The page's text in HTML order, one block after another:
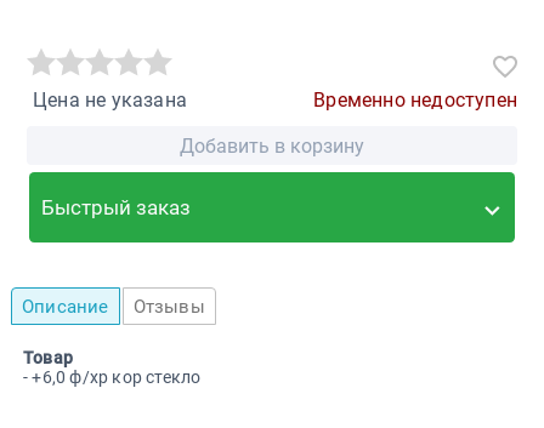
Цена не указана
Временно недоступен
Добавить в корзину
Быстрый заказ
Описание Отзывы
Товар
- +6,0 ф/хр кор стекло